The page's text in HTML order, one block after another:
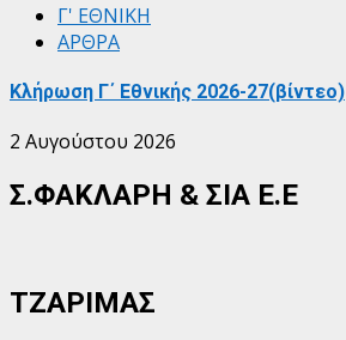
Γ' ΕΘΝΙΚΗ
ΑΡΘΡΑ
Κλήρωση Γ΄ Εθνικής 2026-27(βίντεο)
2 Αυγούστου 2026
Σ.ΦΑΚΛΑΡΗ & ΣΙΑ Ε.Ε
ΤΖΑΡΙΜΑΣ